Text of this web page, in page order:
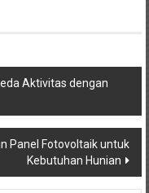
Aktivitas dengan
Panel Fotovoltaik untuk
Kebutuhan Hunian